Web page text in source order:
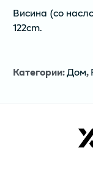
Висина (со
122cm.
Категории:Дом,